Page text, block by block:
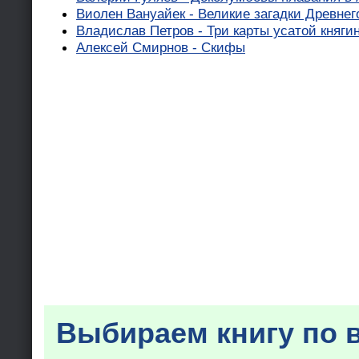
Виолен Вануайек - Великие загадки
Владислав Петров - Три карты усатой
Алексей Смирнов - Скифы
Выбираем книгу по